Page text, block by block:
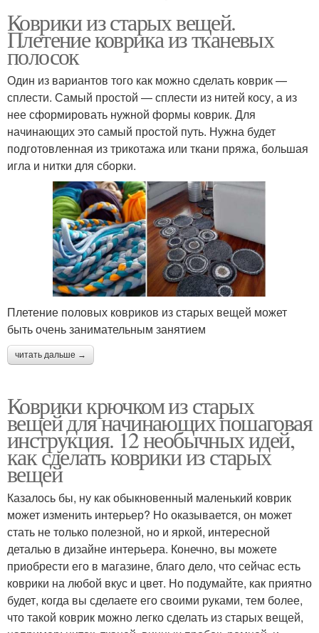
Коврики из старых вещей.
Плетение коврика из тканевых
полосок
Один из вариантов того как можно сделать коврик —
сплести. Самый простой — сплести из нитей косу, а из
нее сформировать нужной формы коврик. Для
начинающих это самый простой путь. Нужна будет
подготовленная из трикотажа или ткани пряжа, большая
игла и нитки для сборки.
Плетение половых ковриков из старых вещей может
быть очень занимательным занятием
читать дальше →
Коврики крючком из старых
вещей для начинающих пошаговая
инструкция. 12 необычных идей,
как сделать коврики из старых
вещей
Казалось бы, ну как обыкновенный маленький коврик
может изменить интерьер? Но оказывается, он может
стать не только полезной, но и яркой, интересной
деталью в дизайне интерьера. Конечно, вы можете
приобрести его в магазине, благо дело, что сейчас есть
коврики на любой вкус и цвет. Но подумайте, как приятно
будет, когда вы сделаете его своими руками, тем более,
что такой коврик можно легко сделать из старых вещей,